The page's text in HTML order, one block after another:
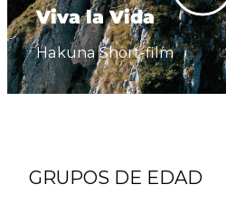
Viva la Vida
Hakuna Short-film
GRUPOS DE EDAD